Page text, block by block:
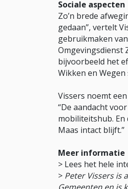
Sociale aspecten
Zo’n brede
gedaan”, vertelt
gebruikmaken
Omgevingsdienst
bijvoorbeeld het
Wikken en Wegen
Vissers noemt
“De aandacht
mobiliteitshub.
Maas intact blijft.”
Meer informatie
> Lees het hele
> Peter Vissers is